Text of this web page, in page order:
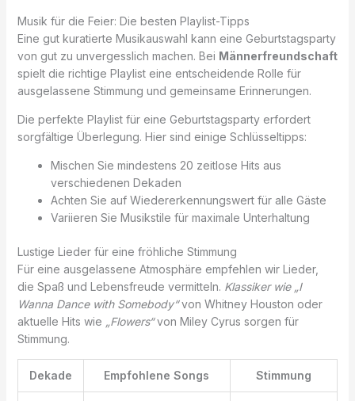
Musik für die Feier: Die besten Playlist-Tipps
Eine gut kuratierte Musikauswahl kann eine Geburtstagsparty
von gut zu unvergesslich machen. Bei Männerfreundschaft
spielt die richtige Playlist eine entscheidende Rolle für
ausgelassene Stimmung und gemeinsame Erinnerungen.
Die perfekte Playlist für eine Geburtstagsparty erfordert
sorgfältige Überlegung. Hier sind einige Schlüsseltipps:
Mischen Sie mindestens 20 zeitlose Hits aus
verschiedenen Dekaden
Achten Sie auf Wiedererkennungswert für alle Gäste
Variieren Sie Musikstile für maximale Unterhaltung
Lustige Lieder für eine fröhliche Stimmung
Für eine ausgelassene Atmosphäre empfehlen wir Lieder,
die Spaß und Lebensfreude vermitteln. Klassiker wie „I
Wanna Dance with Somebody“von Whitney Houston oder
aktuelle Hits wie „Flowers“von Miley Cyrus sorgen für
Stimmung.
Dekade Empfohlene Songs Stimmung